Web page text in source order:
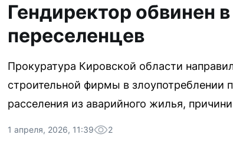
Гендиректор обвинен
переселенцев
Прокуратура Кировской области
строительной фирмы в
расселения из аварийного жилья,
1 апреля, 2026, 11:39 2